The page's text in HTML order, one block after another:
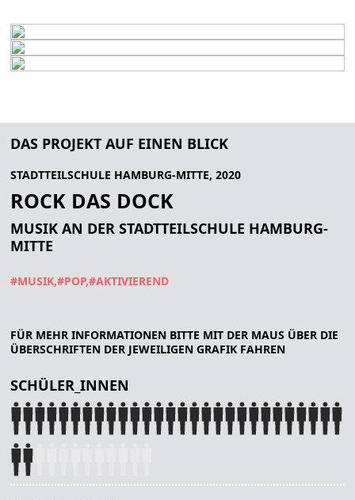
DAS PROJEKT AUF EINEN BLICK
STADTTEILSCHULE HAMBURG-MITTE, 2020
ROCK DAS DOCK
MUSIK AN DER STADTTEILSCHULE HAMBURG-
MITTE
#MUSIK #POP #AKTIVIEREND
FÜR MEHR INFORMATIONEN BITTE MIT DER MAUS ÜBER DIE
ÜBERSCHRIFTEN DER JEWEILIGEN GRAFIK FAHREN
SCHÜLER_INNEN